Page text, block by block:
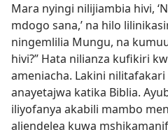
Mara nyingi nilijiambia hivi,
mdogo sana,’ na hilo
ningemlilia Mungu, na
hivi?” Hata nilianza kufikiri
ameniacha. Lakini
anayetajwa katika Biblia.
iliyofanya akabili mambo
aliendelea kuwa